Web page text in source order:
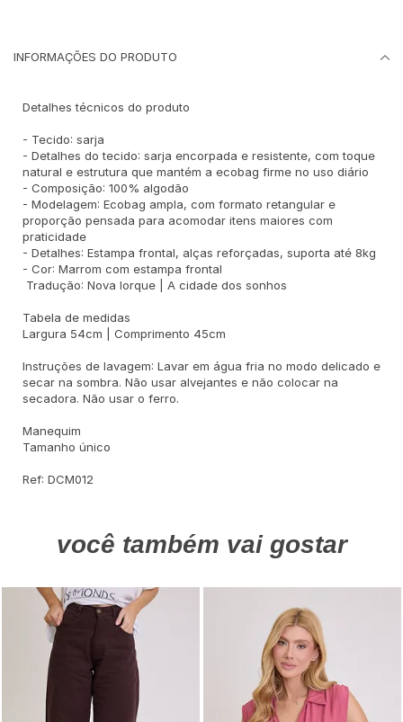
INFORMAÇÕES DO PRODUTO
Detalhes técnicos do produto
- Tecido: sarja
- Detalhes do tecido: sarja encorpada e resistente, com toque
natural e estrutura que mantém a ecobag firme no uso diário
- Composição: 100% algodão
- Modelagem: Ecobag ampla, com formato retangular e
proporção pensada para acomodar itens maiores com
praticidade
- Detalhes: Estampa frontal, alças reforçadas, suporta até 8kg
- Cor: Marrom com estampa frontal
Tradução: Nova Iorque | A cidade dos sonhos
Tabela de medidas
Largura 54cm | Comprimento 45cm
Instruções de lavagem: Lavar em água fria no modo delicado e
secar na sombra. Não usar alvejantes e não colocar na
secadora. Não usar o ferro.
Manequim
Tamanho único
Ref: DCM012
você também vai gostar